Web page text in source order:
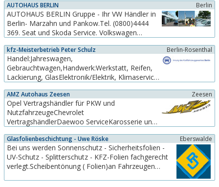
AUTOHAUS BERLIN Berlin
AUTOHAUS BERLIN Gruppe - Ihr VW Händler in
Berlin- Marzahn und Pankow.Tel. (0800)4444
369. Seat und Skoda Service. Volkswagen
369 (freecall)Direkt Kontakt:Marzahn:Tel. (030)
54 797-VW Neuwagen: -110Gebrauchtwagen
Zentrum: -111Service: -100Mietwagen: -159...
kfz-Meisterbetrieb Peter Schulz Berlin-Rosenthal
Handel:Jahreswagen,
Gebrauchtwagen,Handwerk:Werkstatt, Reifen,
Lackierung, GlasElektronik/Elektrik, Klimaservice,
Gebrauchtteilen,
AMZ Autohaus Zeesen Zeesen
Opel Vertragshändler für PKW und
NutzfahrzeugeChevrolet
VertragshändlerDaewoo ServiceKarosserie und
Glasfolienbeschichtung - Uwe Röske Eberswalde
Bei uns werden Sonnenschutz - Sicherheitsfolien -
UV-Schutz - Splitterschutz - KFZ-Folien fachgerecht
verlegt.Scheibentönung ( Folien)an Fahrzeugen